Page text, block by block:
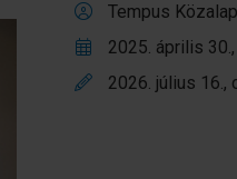
Tempus
2025. április
2026. július 16.,